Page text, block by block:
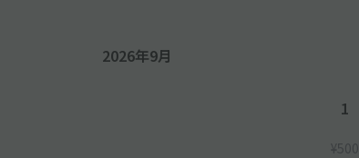
2026年9月
1
¥500